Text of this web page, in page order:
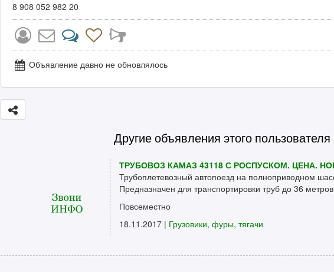
8 908 052 982 20
Объявление давно не обновлялось
Другие объявления этого пользователя
ТРУБОВОЗ КАМАЗ 43118 С РОСПУСКОМ. ЦЕНА.
Трубоплетевозный автопоезд на полноприводном
Предназначен для транспортировки труб до 36
Повсеместно
18.11.2017 | Грузовики, фуры, тягачи